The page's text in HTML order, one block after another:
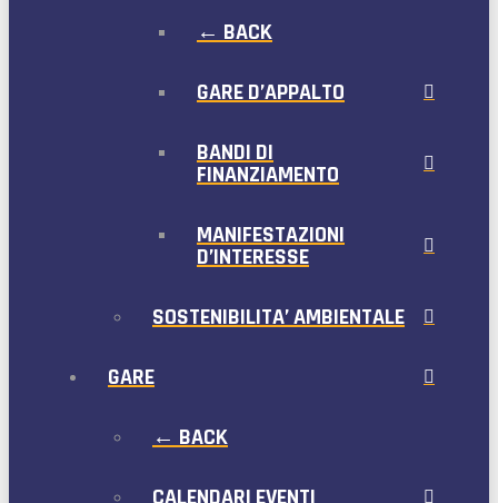
← BACK
GARE D’APPALTO
BANDI DI
FINANZIAMENTO
MANIFESTAZIONI
D’INTERESSE
SOSTENIBILITA’ AMBIENTALE
GARE
← BACK